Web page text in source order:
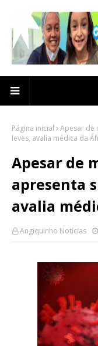
Página inicial
Apesar de
leves, avalia médica da
Apesar de
apresenta
avalia
Angiquinho Notícias